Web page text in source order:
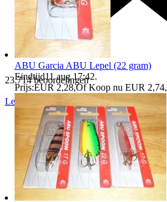
23.714 beoordelingen
Lees recensies Volgen
ABU Garcia ABU Lepel (22 gram)
Eindtijd11 aug 17:42.
Prijs:EUR 2,28,Of Koop nu EUR 2,74,